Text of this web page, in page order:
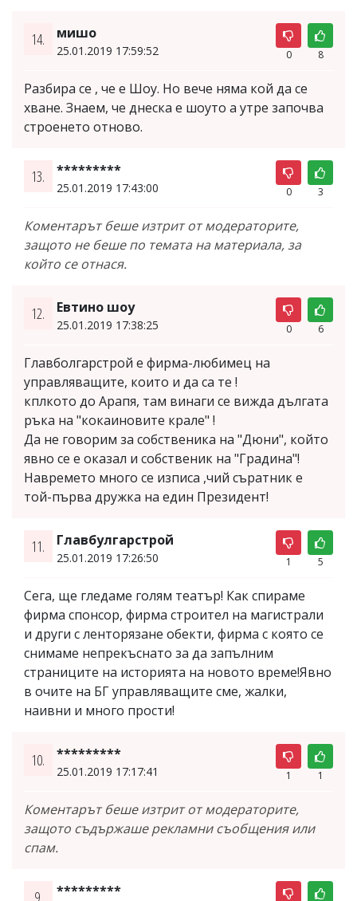
14. мишо
25.01.2019 17:59:52 0 8
Разбира се , че е Шоу. Но вече няма кой да се
хване. Знаем, че днеска е шоуто а утре започва
строенето отново.
13. *********
25.01.2019 17:43:00 0 3
Коментарът беше изтрит от модераторите,
защото не беше по темата на материала, за
който се отнася.
12. Евтино шоу
25.01.2019 17:38:25 0 6
Главболгарстрой е фирма-любимец на
управляващите, които и да са те !
кплкото до Арапя, там винаги се вижда дългата
ръка на "кокаиновите крале" !
Да не говорим за собственика на "Дюни", който
явно се е оказал и собственик на "Градина"!
Навремето много се изписа ,чий съратник е
той-първа дружка на един Президент!
11. Главбулгарстрой
25.01.2019 17:26:50 1 5
Сега, ще гледаме голям театър! Как спираме
фирма спонсор, фирма строител на магистрали
и други с ленторязане обекти, фирма с която се
снимаме непрекъснато за да запълним
страниците на историята на новото време!Явно
в очите на БГ управляващите сме, жалки,
наивни и много прости!
10. *********
25.01.2019 17:17:41 1 1
Коментарът беше изтрит от модераторите,
защото съдържаше рекламни съобщения или
спам.
*********